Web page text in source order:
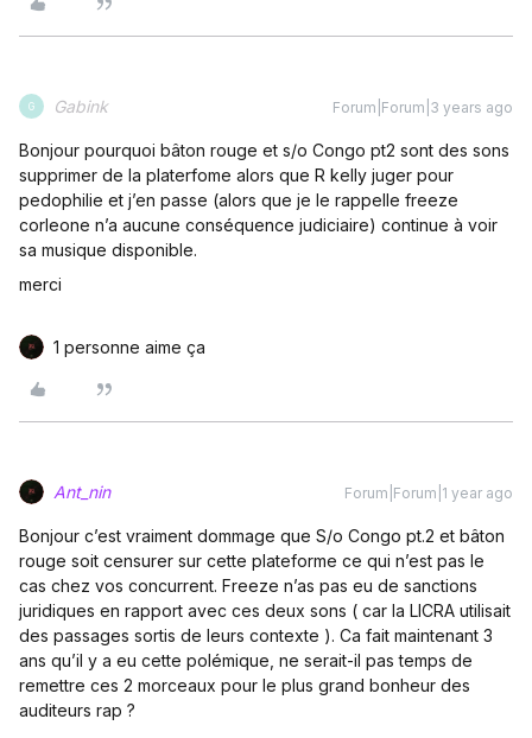
G Gabink Forum|Forum|3 years ago
Bonjour pourquoi bâton rouge et s/o Congo pt2 sont des sons
supprimer de la platerfome alors que R kelly juger pour
pedophilie et j’en passe (alors que je le rappelle freeze
corleone n’a aucune conséquence judiciaire) continue à voir
sa musique disponible.
merci
1 personne aime ça
Ant_nin Forum|Forum|1 year ago
Bonjour c’est vraiment dommage que S/o Congo pt.2 et bâton
rouge soit censurer sur cette plateforme ce qui n’est pas le
cas chez vos concurrent. Freeze n’as pas eu de sanctions
juridiques en rapport avec ces deux sons ( car la LICRA utilisait
des passages sortis de leurs contexte ). Ca fait maintenant 3
ans qu’il y a eu cette polémique, ne serait-il pas temps de
remettre ces 2 morceaux pour le plus grand bonheur des
auditeurs rap ?